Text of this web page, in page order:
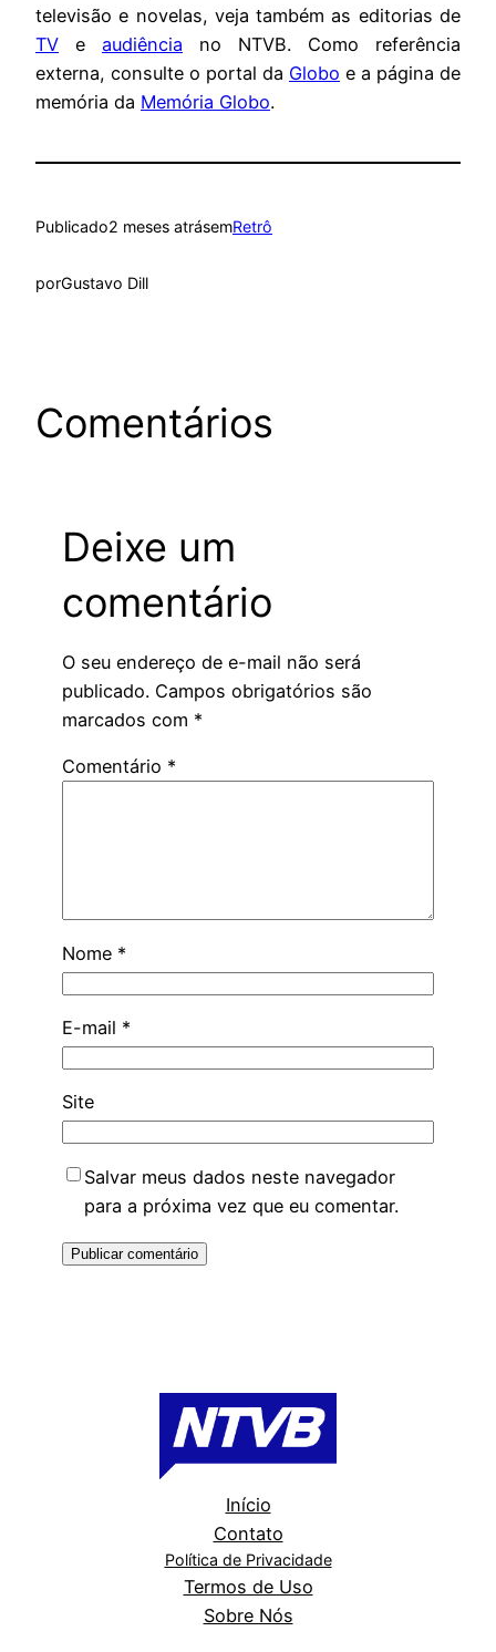
televisão e novelas, veja também as editorias de
TV e audiência no NTVB. Como referência
externa, consulte o portal da Globo e a página de
memória da Memória Globo.
Publicado2 meses atrásemRetrô
porGustavo Dill
Comentários
Deixe um
comentário
O seu endereço de e-mail não será
publicado. Campos obrigatórios são
marcados com *
Comentário *
Nome *
E-mail *
Site
Salvar meus dados neste navegador
para a próxima vez que eu comentar.
Início
Contato
Política de Privacidade
Termos de Uso
Sobre Nós